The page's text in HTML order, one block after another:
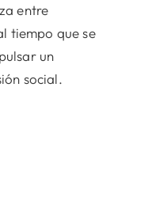
entre
tiempo que se
un
social.